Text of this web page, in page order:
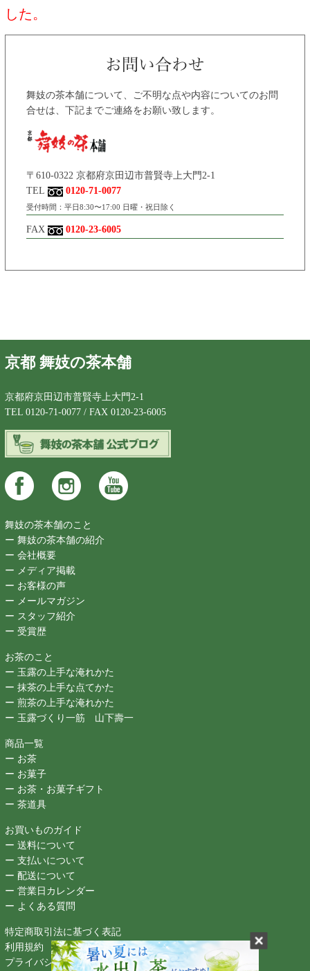
した。
舞妓の茶本舗について、ご不明な点や内容についてのお問
合せは、下記までご連絡をお願い致します。
〒610-0322 京都府京田辺市普賢寺上大門2-1
TEL
0120-71-0077
受付時間：平日8:30〜17:00 日曜・祝日除く
FAX 0120-23-6005
京都 舞妓の茶本舗
京都府京田辺市普賢寺上大門2-1
TEL 0120-71-0077 / FAX 0120-23-6005
舞妓の茶本舗のこと
ー 舞妓の茶本舗の紹介
ー 会社概要
ー メディア掲載
ー お客様の声
ー メールマガジン
ー スタッフ紹介
ー 受賞歴
お茶のこと
ー 玉露の上手な淹れかた
ー 抹茶の上手な点てかた
ー 煎茶の上手な淹れかた
ー 玉露づくり一筋 山下壽一
商品一覧
ー お茶
ー お菓子
ー お茶・お菓子ギフト
ー 茶道具
お買いものガイド
ー 送料について
ー 支払いについて
ー 配送について
ー 営業日カレンダー
ー よくある質問
特定商取引法に基づく表記
利用規約
プライバシーポリシー